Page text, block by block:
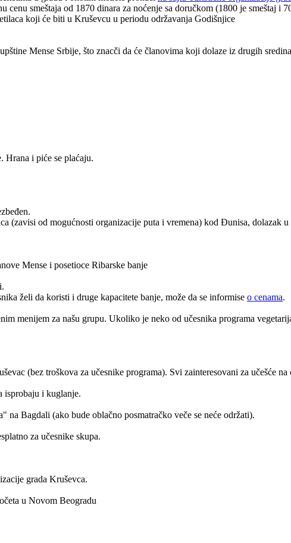
cenu smeštaja od 1870 dinara za noćenje sa doručkom (1800 je smeštaj i
koji će biti u Kruševcu u periodu održavanja Godišnjice
Mense Srbije, što znacči da će članovima koji dolaze iz drugih
Hrana i piće se plaćaju.
(zavisi od mogućnosti organizacije puta i vremena) kod Đunisa, dolazak
Mense i posetioce Ribarske banje
želi da koristi i druge kapacitete banje, može da se informise o cenama.
menijem za našu grupu. Ukoliko je neko od učesnika programa
(bez troškova za učesnike programa). Svi zainteresovani za učešće
isprobaju i kuglanje.
Bagdali (ako bude oblačno posmatračko veče se neće održati).
za učesnike skupa.
grada Kruševca.
u Novom Beogradu